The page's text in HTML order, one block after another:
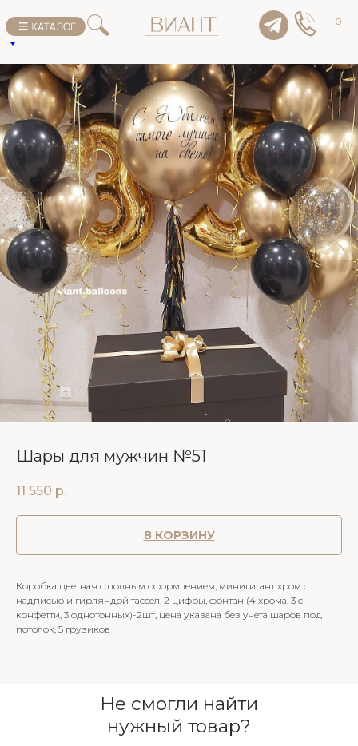
0
Шары для мужчин №51
11 550 р.
В КОРЗИНУ
Коробка цветная с полным оформлением, минигигант хром с
надписью и гирляндой тассел, 2 цифры, фонтан (4 хрома, 3 с
конфетти, 3 однотонных)-2шт, цена указана без учета шаров под
потолок, 5 грузиков
Не смогли найти
нужный товар?